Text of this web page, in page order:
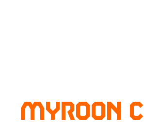
MYROON